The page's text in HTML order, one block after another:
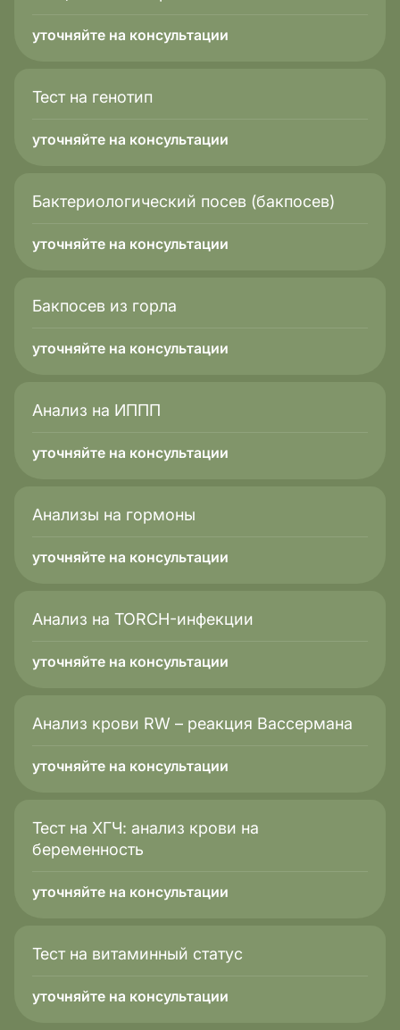
уточняйте на консультации
Тест на генотип
уточняйте на консультации
Бактериологический посев (бакпосев)
уточняйте на консультации
Бакпосев из горла
уточняйте на консультации
Анализ на ИППП
уточняйте на консультации
Анализы на гормоны
уточняйте на консультации
Анализ на TORCH-инфекции
уточняйте на консультации
Анализ крови RW – реакция Вассермана
уточняйте на консультации
Тест на ХГЧ: анализ крови на
беременность
уточняйте на консультации
Тест на витаминный статус
уточняйте на консультации